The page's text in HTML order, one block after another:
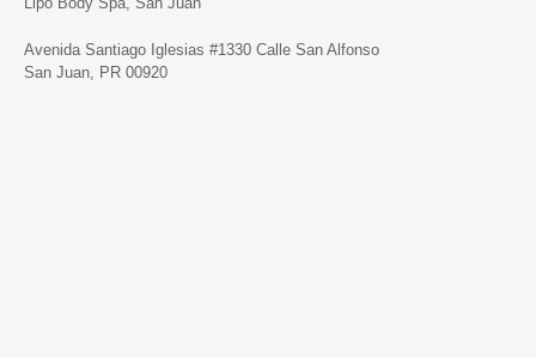
Avenida Santiago Iglesias #1330 Calle San Alfonso
San Juan, PR 00920